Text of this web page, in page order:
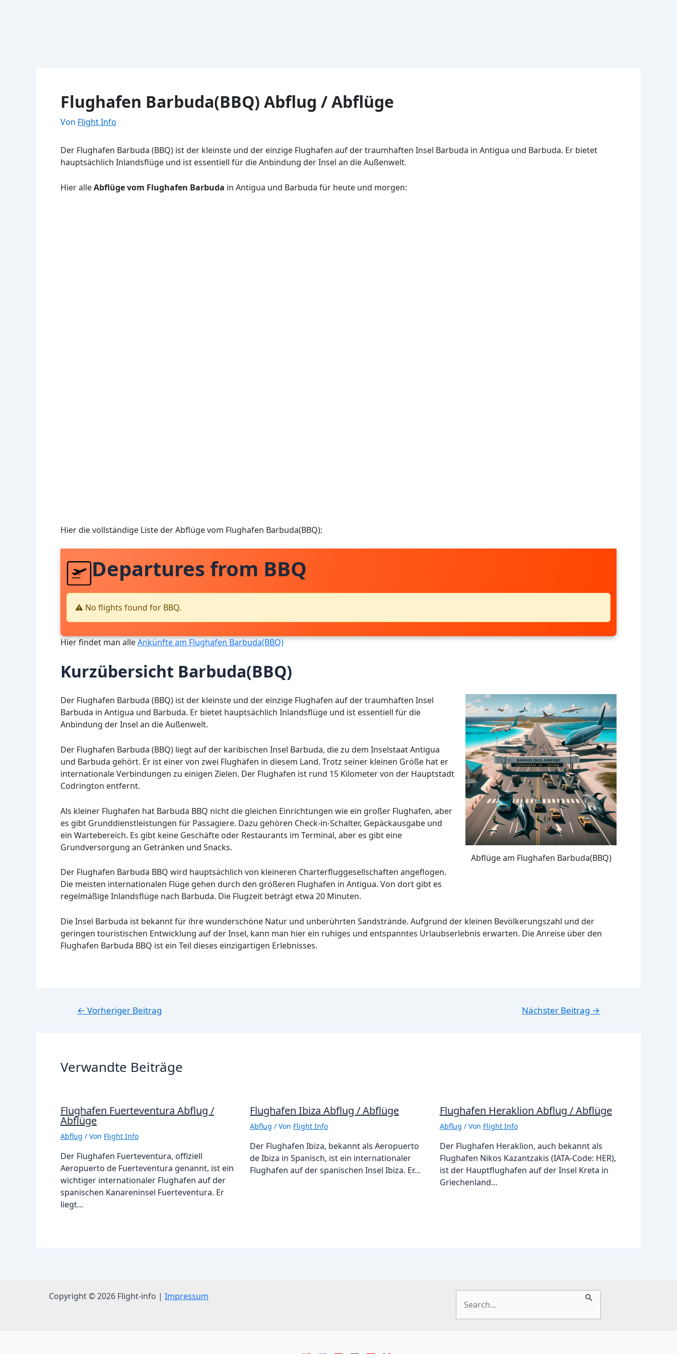
Flughafen Barbuda(BBQ) Abflug / Abflüge
Von Flight Info
Der Flughafen Barbuda (BBQ) ist der kleinste und der einzige Flughafen auf der traumhaften Insel Barbuda in Antigua und Barbuda. Er bietet
hauptsächlich Inlandsflüge und ist essentiell für die Anbindung der Insel an die Außenwelt.
Hier alleAbflüge vom Flughafen Barbuda in Antigua und Barbuda für heute und morgen:
Hier die vollständige Liste der Abflüge vom Flughafen Barbuda(BBQ):
Departures from BBQ
⚠️ No flights found for BBQ.
Hier findet man alleAnkünfte am Flughafen Barbuda(BBQ)
Kurzübersicht Barbuda(BBQ)
Abflüge am Flughafen Barbuda(BBQ)
Der Flughafen Barbuda (BBQ) ist der kleinste und der einzige Flughafen auf der traumhaften Insel
Barbuda in Antigua und Barbuda. Er bietet hauptsächlich Inlandsflüge und ist essentiell für die
Anbindung der Insel an die Außenwelt.
Der Flughafen Barbuda (BBQ) liegt auf der karibischen Insel Barbuda, die zu dem Inselstaat Antigua
und Barbuda gehört. Er ist einer von zwei Flughäfen in diesem Land. Trotz seiner kleinen Größe hat er
internationale Verbindungen zu einigen Zielen. Der Flughafen ist rund 15 Kilometer von der Hauptstadt
Codrington entfernt.
Als kleiner Flughafen hat Barbuda BBQ nicht die gleichen Einrichtungen wie ein großer Flughafen, aber
es gibt Grunddienstleistungen für Passagiere. Dazu gehören Check-in-Schalter, Gepäckausgabe und
ein Wartebereich. Es gibt keine Geschäfte oder Restaurants im Terminal, aber es gibt eine
Grundversorgung an Getränken und Snacks.
Der Flughafen Barbuda BBQ wird hauptsächlich von kleineren Charterfluggesellschaften angeflogen.
Die meisten internationalen Flüge gehen durch den größeren Flughafen in Antigua. Von dort gibt es
regelmäßige Inlandsflüge nach Barbuda. Die Flugzeit beträgt etwa 20 Minuten.
Die Insel Barbuda ist bekannt für ihre wunderschöne Natur und unberührten Sandstrände. Aufgrund der kleinen Bevölkerungszahl und der
geringen touristischen Entwicklung auf der Insel, kann man hier ein ruhiges und entspanntes Urlaubserlebnis erwarten. Die Anreise über den
Flughafen Barbuda BBQ ist ein Teil dieses einzigartigen Erlebnisses.
Beitragsnavigation
← Vorheriger Beitrag Nächster Beitrag →
Verwandte Beiträge
Flughafen Fuerteventura Abflug /
Abflüge
Abflug / Von Flight Info
Der Flughafen Fuerteventura, offiziell
Aeropuerto de Fuerteventura genannt, ist ein
wichtiger internationaler Flughafen auf der
spanischen Kanareninsel Fuerteventura. Er
liegt…
Flughafen Ibiza Abflug / Abflüge
Abflug / Von Flight Info
Der Flughafen Ibiza, bekannt als Aeropuerto
de Ibiza in Spanisch, ist ein internationaler
Flughafen auf der spanischen Insel Ibiza. Er…
Flughafen Heraklion Abflug / Abflüge
Abflug / Von Flight Info
Der Flughafen Heraklion, auch bekannt als
Flughafen Nikos Kazantzakis (IATA-Code: HER),
ist der Hauptflughafen auf der Insel Kreta in
Griechenland…
Copyright © 2026 Flight-info | Impressum
nach: